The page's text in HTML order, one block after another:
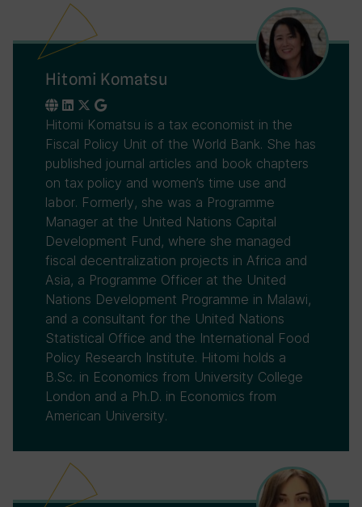
Hitomi Komatsu
Hitomi Komatsu is a tax economist in the
Fiscal Policy Unit of the World Bank. She has
published journal articles and book chapters
on tax policy and women’s time use and
labor. Formerly, she was a Programme
Manager at the United Nations Capital
Development Fund, where she managed
fiscal decentralization projects in Africa and
Asia, a Programme Officer at the United
Nations Development Programme in Malawi,
and a consultant for the United Nations
Statistical Office and the International Food
Policy Research Institute. Hitomi holds a
B.Sc. in Economics from University College
London and a Ph.D. in Economics from
American University.